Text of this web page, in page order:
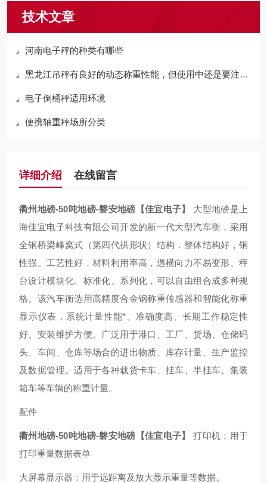
技术文章
河南电子秤的种类有哪些
黑龙江吊秤有良好的动态称重性能，但使用中还是要注意一些细节的
电子倒桶秤适用环境
便携轴重秤场所分类
详细介绍 在线留言
衢州地磅-50吨地磅-磐安地磅【佳宜电子】 大型地磅是上
海佳宜电子科技有限公司开发的新一代大型汽车衡，采用
全钢桥梁峰窝式（第四代拱形状）结构，整体结构好，钢
性强。工艺性好，材料利用率高，遇横向力不易变形。秤
台设计模块化、标准化、系列化，可以自由组合成多种规
格。该汽车衡选用高精度合金钢称重传感器和智能化称重
显示仪表，系统计量性能*、准确度高、长期工作稳定性
好、安装维护方便。广泛用于港口、工厂、货场、仓储码
头、车间、仓库等场合的进出物质、库存计量、生产监控
及数据管理。适用于各种载货卡车、挂车、半挂车、集装
箱车等车辆的称重计量。
配件
衢州地磅-50吨地磅-磐安地磅【佳宜电子】打印机：用于
打印重量数据表单
大屏幕显示器：用于远距离及放大显示重量等数据。